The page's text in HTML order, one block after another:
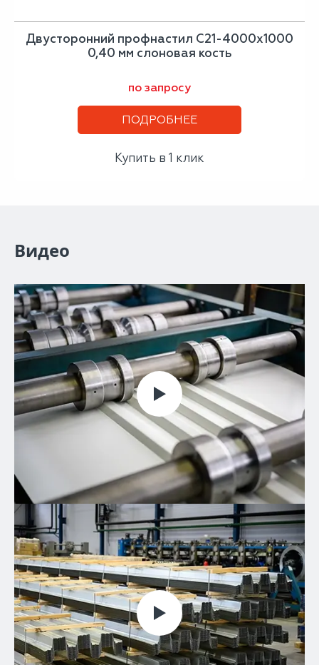
Двусторонний профнастил С21-4000х1000
0,40 мм слоновая кость
по запросу
ПОДРОБНЕЕ
Купить в 1 клик
Видео